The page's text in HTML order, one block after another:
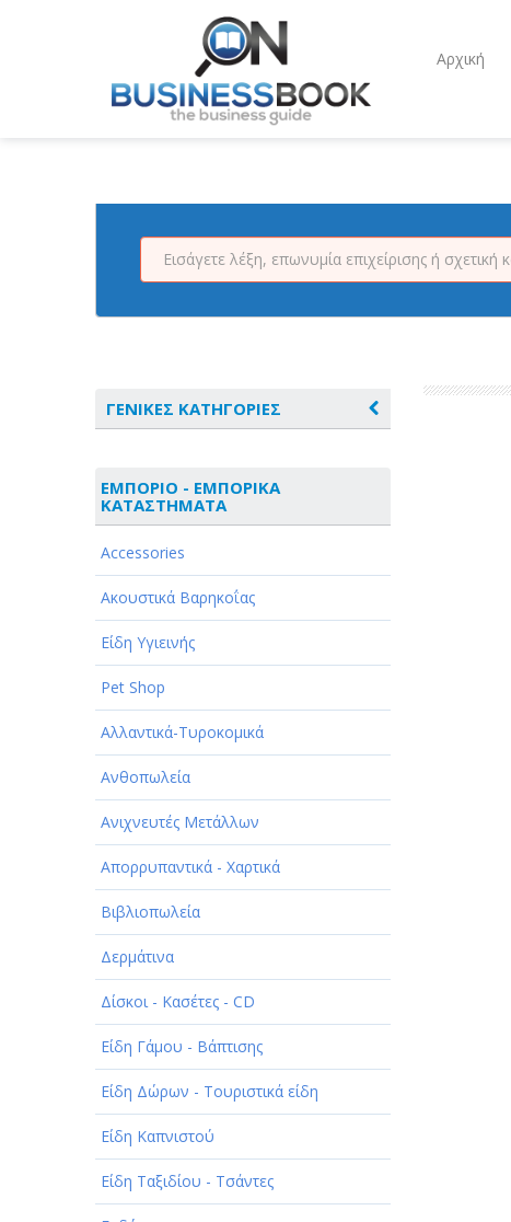
Αρχική
ΓΕΝΙΚΕΣ ΚΑΤΗΓΟΡΙΕΣ
ΑΘΛΗΤΙΣΜΟΣ
ΑΥΤΟΚΙΝΗΤΑ - ΜΗΧΑΝΕΣ - ΣΚΑΦΗ
ΔΙΑΣΚΕΔΑΣΗ - ΨΥΧΑΓΩΓΙΑ - ΤΕΧΝΕΣ
ΔΙΑΦΗΜΙΣΗ - ΜΜΕ
ΕΚΚΛΗΣΙΕΣ - ΦΙΛΑΝΘΡΩΠΙΚΑ
ΣΩΜΑΤΕΙΑ
ΕΚΠΑΙΔΕΥΣΗ - ΣΧΟΛΕΣ
ΕΜΠΟΡΙΟ - ΕΜΠΟΡΙΚΑ
ΚΑΤΑΣΤΗΜΑΤΑ
ΕΡΓΟΣΤΑΣΙΑ - ΒΙΟΜΗΧΑΝΙΕΣ
ΞΕΝΟΔΟΧΕΙΑ - ΤΟΥΡΙΣΜΟΣ
ΟΜΟΡΦΙΑ
ΠΑΡΟΧΗ ΥΠΗΡΕΣΙΩΝ
ΤΕΧΝΙΚΑ - ΚΑΤΑΣΚΕΥΑΣΤΙΚΑ
ΤΕΧΝΟΛΟΓΙΑ
ΥΓΕΙΑ - ΙΑΤΡΟΙ
ΦΑΓΗΤΟ
ΕΜΠΟΡΙΟ - ΕΜΠΟΡΙΚΑ
ΚΑΤΑΣΤΗΜΑΤΑ
Accessories
Ακουστικά Βαρηκοΐας
Είδη Υγιεινής
Pet Shop
Αλλαντικά-Τυροκομικά
Ανθοπωλεία
Ανιχνευτές Μετάλλων
Απορρυπαντικά - Χαρτικά
Βιβλιοπωλεία
Δερμάτινα
Δίσκοι - Κασέτες - CD
Είδη Γάμου - Βάπτισης
Είδη Δώρων - Τουριστικά είδη
Είδη Καπνιστού
Είδη Ταξιδίου - Τσάντες